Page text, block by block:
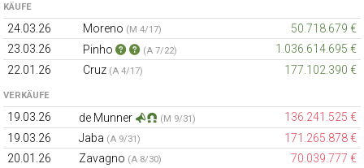
KÄUFE
24.03.26 Moreno (M 4/17)
50.718.679 €
23.03.26
Pinho (A 7/22)
1.036.614.695 €
22.01.26
Cruz (A 4/17) 177.102.390 €
VERKÄUFE
19.03.26 de Munner (M 9/31)
136.241.525 €
19.03.26
Jaba (A 9/31)
171.265.878 €
20.01.26
Zavagno (A 8/30) 70.039.777 €